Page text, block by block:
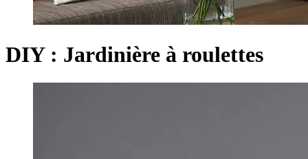
DIY : Jardinière à roulettes